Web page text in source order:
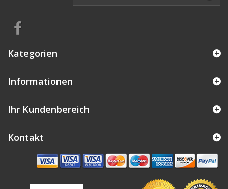
Kategorien
Informationen
Ihr Kundenbereich
Kontakt